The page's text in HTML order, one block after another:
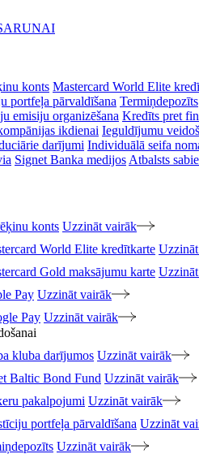
konts Mastercard World Elite
portfeļa pārvaldīšana Termiņdepozīts
emisiju organizēšana Kredīts pret
ikdienai Ieguldījumu
darījumi Individuālā seifa
Signet Banka medijos Atbalsts
konts Uzzināt vairāk
World Elite kredītkarte
Gold maksājumu karte
Pay Uzzināt vairāk
Pay Uzzināt vairāk
kluba darījumos Uzzināt vairāk
Baltic Bond Fund Uzzināt vairāk
pakalpojumi Uzzināt vairāk
portfeļa pārvaldīšana Uzzināt
Uzzināt vairāk